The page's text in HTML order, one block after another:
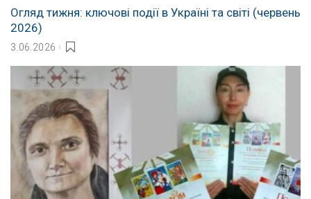
Огляд тижня: ключові події в Україні та світі (червень
2026)
3.06.2026